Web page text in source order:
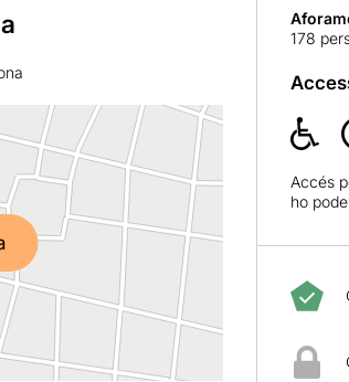
178
Accés
ho